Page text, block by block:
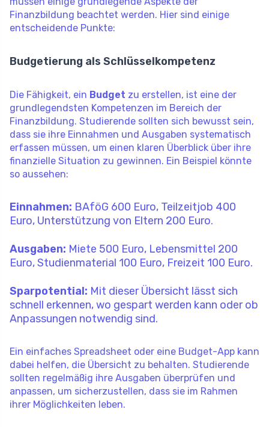
Finanzbildung beachtet werden. Hier sind einige
entscheidende Punkte:
Budgetierung als Schlüsselkompetenz
Die Fähigkeit, ein Budget zu erstellen, ist eine der
grundlegendsten Kompetenzen im Bereich der
Finanzbildung. Studierende sollten sich bewusst sein,
dass sie ihre Einnahmen und Ausgaben systematisch
erfassen müssen, um einen klaren Überblick über ihre
finanzielle Situation zu gewinnen. Ein Beispiel könnte
so aussehen:
Einnahmen: BAföG 600 Euro, Teilzeitjob 400
Euro, Unterstützung von Eltern 200 Euro.
Ausgaben: Miete 500 Euro, Lebensmittel 200
Euro, Studienmaterial 100 Euro, Freizeit 100 Euro.
Sparpotential: Mit dieser Übersicht lässt sich
schnell erkennen, wo gespart werden kann oder ob
Anpassungen notwendig sind.
Ein einfaches Spreadsheet oder eine Budget-App kann
dabei helfen, die Übersicht zu behalten. Studierende
sollten regelmäßig ihre Ausgaben überprüfen und
anpassen, um sicherzustellen, dass sie im Rahmen
ihrer Möglichkeiten leben.